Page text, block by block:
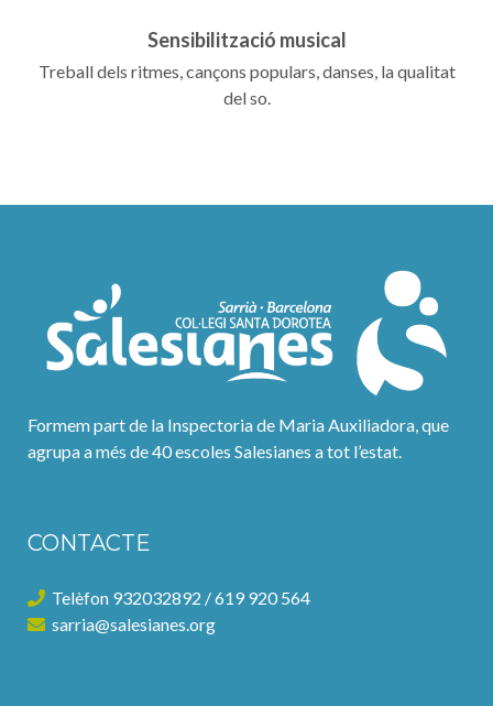
Sensibilització musical
Treball dels ritmes, cançons populars, danses, la qualitat
del so.
Formem part de la Inspectoria de Maria Auxiliadora, que
agrupa a més de 40 escoles Salesianes a tot l’estat.
CONTACTE
Telèfon 932032892 / 619 920 564
sarria@salesianes.org